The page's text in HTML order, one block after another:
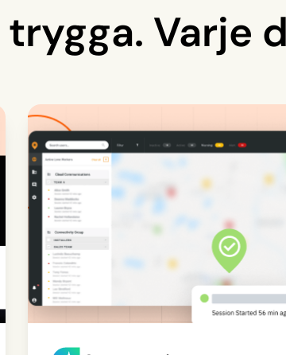
trygga. Varje